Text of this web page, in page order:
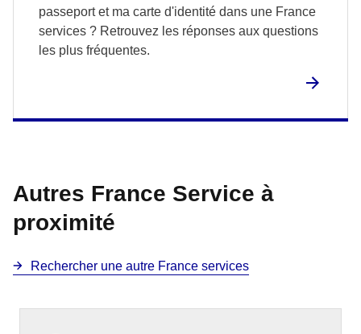
passeport et ma carte d'identité dans une France
services ? Retrouvez les réponses aux questions
les plus fréquentes.
Autres France Service à
proximité
Rechercher une autre France services